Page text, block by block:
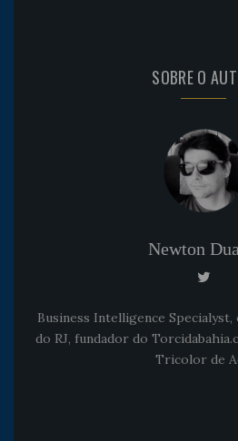
SOBRE O
Newton
Business Intelligence
do RJ, fundador do
Tricolor de